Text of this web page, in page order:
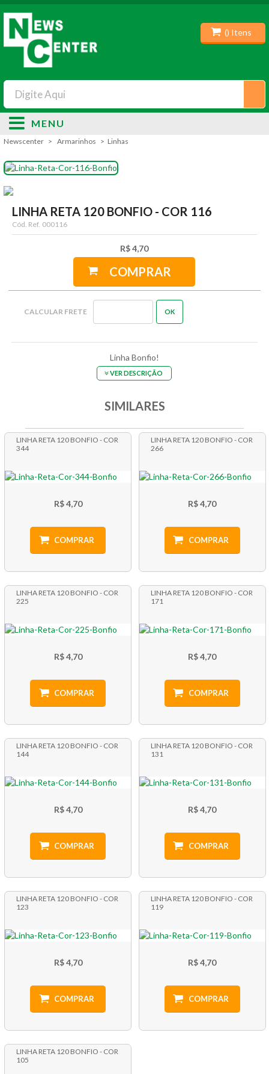
() Itens
MENU
Newscenter Armarinhos Linhas
LINHA RETA 120 BONFIO - COR 116
Cód. Ref. 000116
R$ 4,70
COMPRAR
Linha Bonfio!
VER DESCRIÇÃO
SIMILARES
LINHA RETA 120 BONFIO - COR
344
R$ 4,70
COMPRAR
LINHA RETA 120 BONFIO - COR
266
R$ 4,70
COMPRAR
LINHA RETA 120 BONFIO - COR
225
R$ 4,70
COMPRAR
LINHA RETA 120 BONFIO - COR
171
R$ 4,70
COMPRAR
LINHA RETA 120 BONFIO - COR
144
R$ 4,70
COMPRAR
LINHA RETA 120 BONFIO - COR
131
R$ 4,70
COMPRAR
LINHA RETA 120 BONFIO - COR
123
R$ 4,70
COMPRAR
LINHA RETA 120 BONFIO - COR
119
R$ 4,70
COMPRAR
LINHA RETA 120 BONFIO - COR
105